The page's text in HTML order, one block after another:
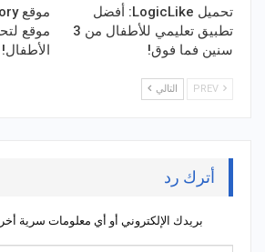
تحميل LogicLike: أفضل
تطبيق تعليمي للأطفال من 3
سنين فما فوق!
موقع
الأطفال!
التالي
أترك رد
بريدك الإلكتروني أو أي معلومات سرية